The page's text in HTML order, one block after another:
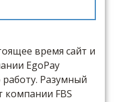
время сайт и
EgoPay
Разумный
FBS